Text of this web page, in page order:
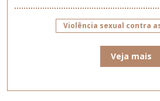
Violência sexual contra
Veja mais